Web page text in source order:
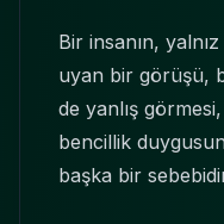
Bir insanın,
uyan bir görüşü,
de yanlış
bencillik
başka bir